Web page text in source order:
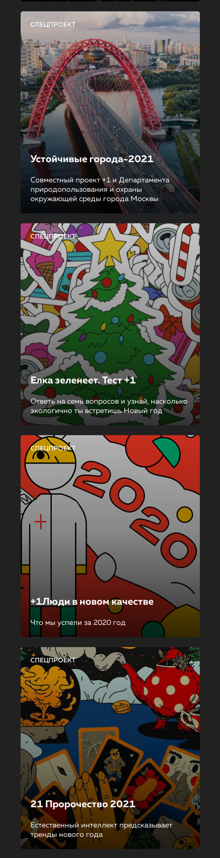
СПЕЦПРОЕКТ
Устойчивые города-2021
Совместный проект +1 и Департамента
природопользования и охраны
окружающей среды города Москвы
СПЕЦПРОЕКТ
Елка зеленеет. Тест +1
Ответь на семь вопросов и узнай, насколько
экологично ты встретишь Новый год
СПЕЦПРОЕКТ
+1Люди в новом качестве
Что мы успели за 2020 год
СПЕЦПРОЕКТ
21 Пророчество 2021
Естественный интеллект предсказывает
тренды нового года